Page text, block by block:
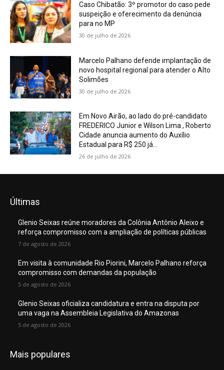
Caso Chibatão: 3º promotor do caso pede
suspeição e oferecimento da denúncia
para no MP
30 de julho de 2026
Marcelo Palhano defende implantação de
novo hospital regional para atender o Alto
Solimões
30 de julho de 2026
Em Novo Airão, ao lado do pré-candidato
FREDERICO Junior e Wilson Lima , Roberto
Cidade anuncia aumento do Auxílio
Estadual para R$ 250 já...
26 de julho de 2026
Últimas
Glenio Seixas reúne moradores da Colônia Antônio Aleixo e
reforça compromisso com a ampliação de políticas públicas
7 de agosto de 2026
Em visita à comunidade Rio Piorini, Marcelo Palhano reforça
compromisso com demandas da população
5 de agosto de 2026
Glenio Seixas oficializa candidatura e entra na disputa por
uma vaga na Assembleia Legislativa do Amazonas
5 de agosto de 2026
Mais populares